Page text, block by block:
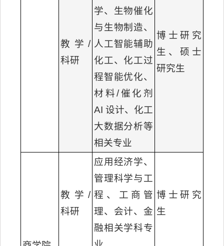
教学/
科研
学、生物催化
与生物制造、
人工智能辅助
化工、化工过
程智能优化、
材料/催化剂
AI 设计、化工
大数据分析等
相关专业
博士研究
生、硕士
研究生
教学/
科研
应用经济学、
管理科学与工
程、工商管
理、会计、金
融相关学科专
博士研究
生